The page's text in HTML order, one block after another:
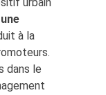
urbain
à la
dans le